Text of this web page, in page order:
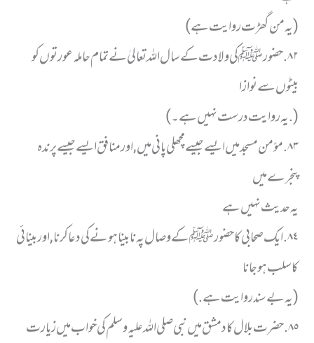
( یہ من گھڑت روایت ہے)
٨٢. حضور ﷺ کی ولادت کے سال اللہ تعالیٰ نے تمام حاملہ عورتوں کو
بیٹوں سے نوازا
(. یہ روایت درست نہیں ہے۔)
٨٣. مؤمن مسجد میں ایسے جیسے مچھلی پانی میں, اور منافق ایسے جیسے پرندہ
پنجرے میں
یہ حدیث نہیں ہے
٨٤. ایک صحابی کا حضورﷺ کے وصال پہ نابینا ہونے کی دعا کرنا, اور بینائی
کا سلب ہوجانا
(یہ بےسند روایت ہے. )
٨٥. حضرت بلال کا دمشق میں نبی صلی اللہ علیہ وسلم کی خواب میں زیارت